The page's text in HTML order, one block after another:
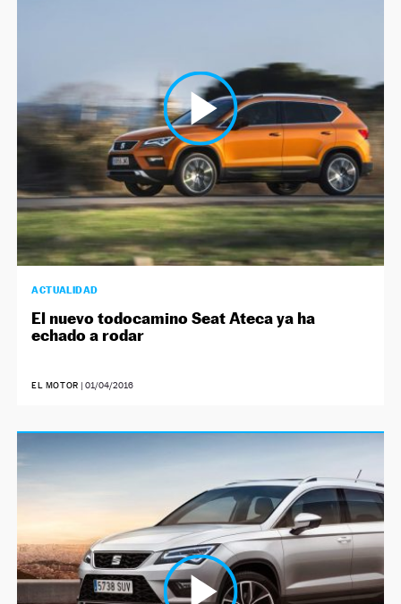
ACTUALIDAD
El nuevo todocamino Seat Ateca ya ha
echado a rodar
EL MOTOR | 01/04/2016